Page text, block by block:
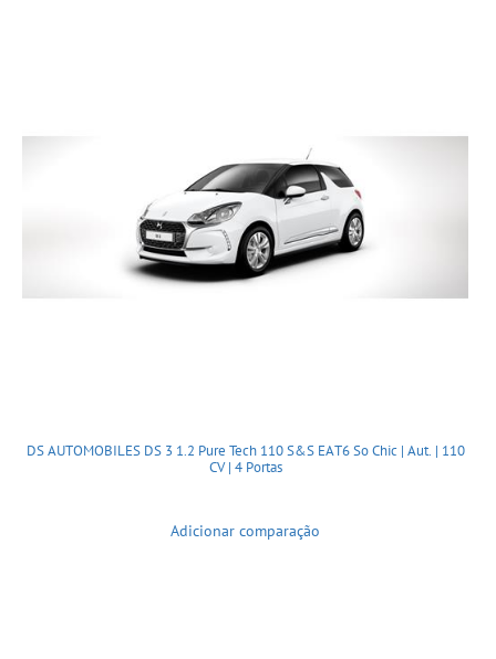
DS AUTOMOBILES DS 3 1.2 Pure Tech 110 S&S EAT6 So Chic | Aut. | 110
CV | 4 Portas
Adicionar comparação